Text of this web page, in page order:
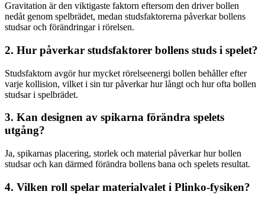
Gravitation är den viktigaste faktorn eftersom den driver bollen
nedåt genom spelbrädet, medan studsfaktorerna påverkar bollens
studsar och förändringar i rörelsen.
2. Hur påverkar studsfaktorer bollens studs i spelet?
Studsfaktorn avgör hur mycket rörelseenergi bollen behåller efter
varje kollision, vilket i sin tur påverkar hur långt och hur ofta bollen
studsar i spelbrädet.
3. Kan designen av spikarna förändra spelets
utgång?
Ja, spikarnas placering, storlek och material påverkar hur bollen
studsar och kan därmed förändra bollens bana och spelets resultat.
4. Vilken roll spelar materialvalet i Plinko-fysiken?